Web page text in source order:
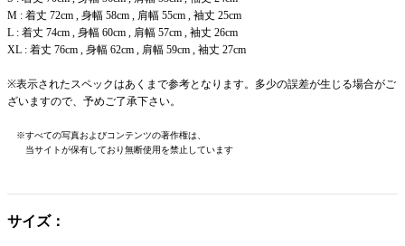
M : 着丈 72cm , 身幅 58cm , 肩幅 55cm , 袖丈 25cm
L : 着丈 74cm , 身幅 60cm , 肩幅 57cm , 袖丈 26cm
XL : 着丈 76cm , 身幅 62cm , 肩幅 59cm , 袖丈 27cm
※表示されたスペックはあくまで参考となります。多少の誤差が生じる場合がご
ざいますので、予めご了承下さい。
※すべての写真およびコンテンツの著作権は、
当サイトが保有しており無断使用を禁止しています
サイズ：